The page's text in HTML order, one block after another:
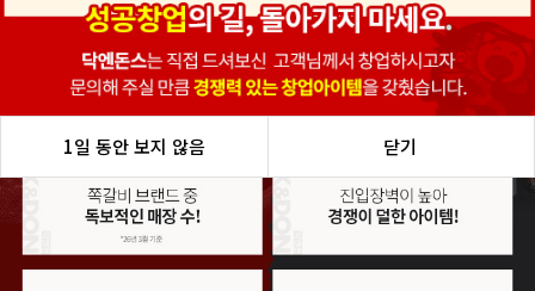
1일 동안 보지 않음 닫기
1일 동안 보지 않음 닫기
1일 동안 보지 않음 닫기
1일 동안 보지 않음 닫기
1일 동안 보지 않음 닫기